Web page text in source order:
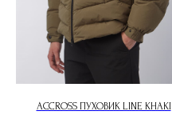
ACCROSS ПУХОВИК LINE KHAKI